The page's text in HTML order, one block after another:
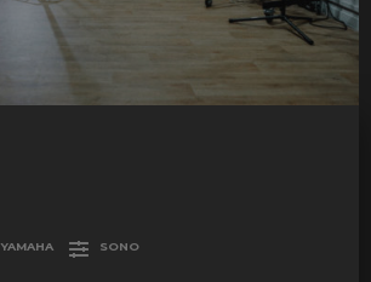
YAMAHA SONO